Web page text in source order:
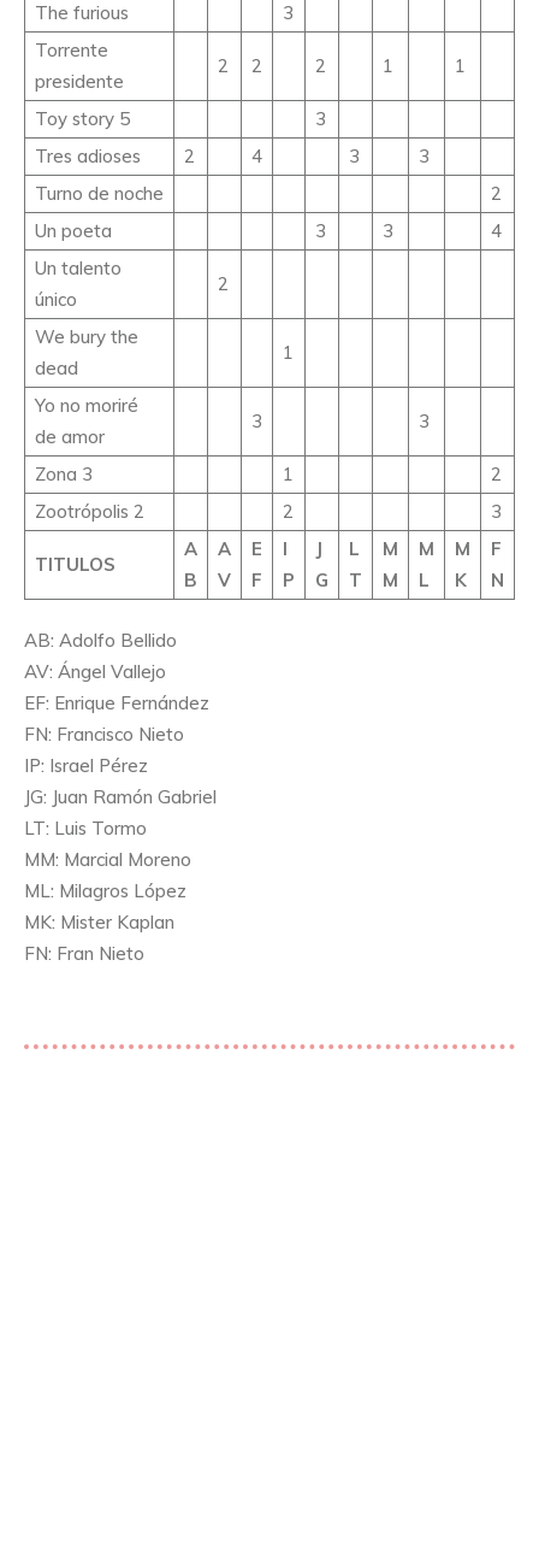
The furious
3
Torrente
presidente
2 2 2 1 1
Toy story 5
3
Tres adioses
2 4 3
3
Turno de noche
2
Un poeta
3 3
4
Un talento
único
2
We bury the
dead
1
Yo no moriré
de amor
3 3
Zona 3 1
2
Zootrópolis 2
2 3
TITULOS
A
B
A
V
E
F
I
P
J
G
L
T
M
M
M
L
M
K
F
N
AB: Adolfo Bellido
AV: Ángel Vallejo
EF: Enrique Fernández
FN: Francisco Nieto
IP: Israel Pérez
JG: Juan Ramón Gabriel
LT: Luis Tormo
MM: Marcial Moreno
ML: Milagros López
MK: Mister Kaplan
FN: Fran Nieto